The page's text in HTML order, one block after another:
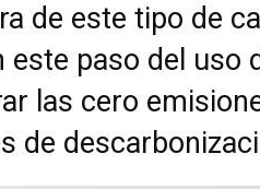
de este tipo de
este paso del uso
las cero
de